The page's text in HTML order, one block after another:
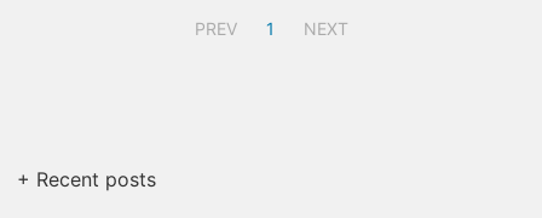
PREV 1 NEXT
+ Recent posts